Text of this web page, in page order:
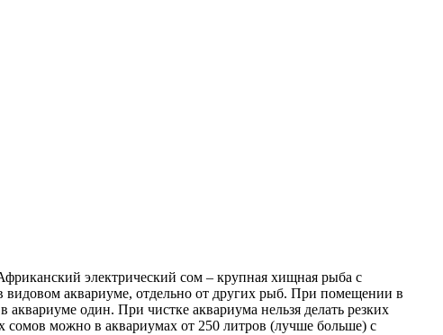
электрический сом – крупная хищная рыба с
видовом аквариуме, отдельно от других рыб. При помещении в
аквариуме один. При чистке аквариума нельзя делать резких
сомов можно в аквариумах от 250 литров (лучше больше) с